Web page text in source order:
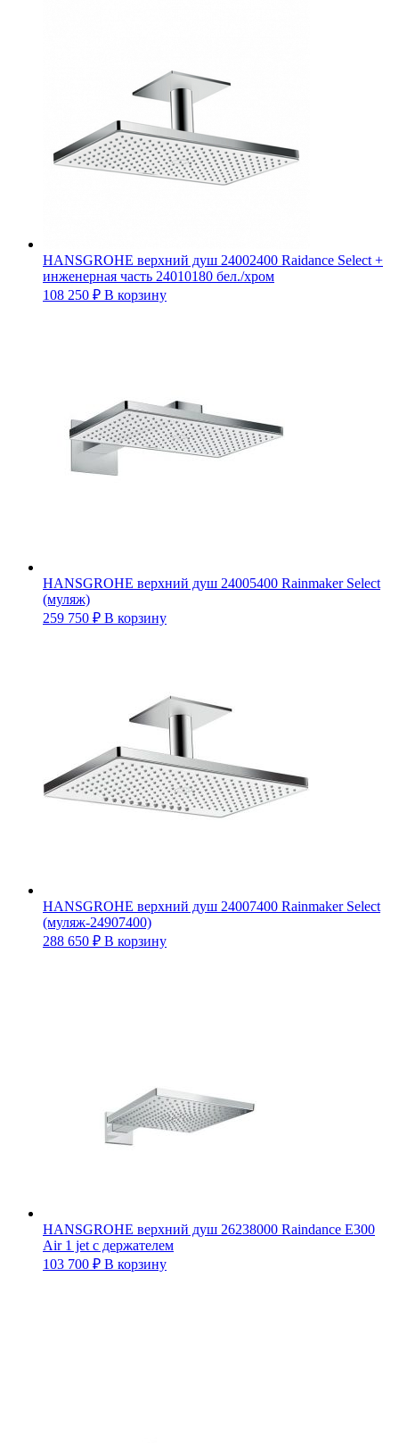
HANSGROHE верхний душ 24002400 Raidance Select +
инженерная часть 24010180 бел./хром
108 250 ₽ В корзину
HANSGROHE верхний душ 24005400 Rainmaker Select
(муляж)
259 750 ₽ В корзину
HANSGROHE верхний душ 24007400 Rainmaker Select
(муляж-24907400)
288 650 ₽ В корзину
HANSGROHE верхний душ 26238000 Raindance E300
Air 1 jet с держателем
103 700 ₽ В корзину